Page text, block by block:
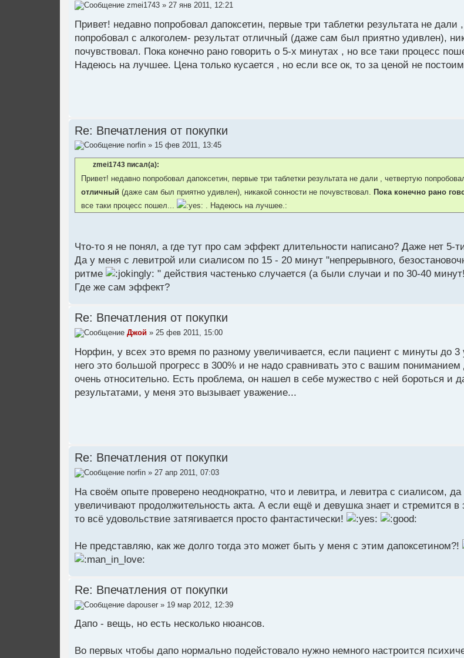
zmei1743 » 27 янв 2011, 12:21
Привет! недавно попробовал дапоксетин, первые три таблетки результата не дали
попробовал с алкоголем- результат отличный (даже сам был приятно удивлен),
почувствовал. Пока конечно рано говорить о 5-х минутах , но все таки процесс
Надеюсь на лучшее. Цена только кусается , но если все ок, то за ценой не
Re: Впечатления от покупки
norfin » 15 фев 2011, 13:45
zmei1743 писал(а):
Привет! недавно попробовал дапоксетин, первые три таблетки результата не дали , четвертую
отличный (даже сам был приятно удивлен), никакой сонности не почувствовал. Пока конечно рано
все таки процесс пошел...
. Надеюсь на лучшее.:
Что-то я не понял, а где тут про сам эффект длительности написано? Даже нет 5-
Да у меня с левитрой или сиалисом по 15 - 20 минут "непрерывного,
ритме
" действия частенько случается (а были случаи и по 30-40
Где же сам эффект?
Re: Впечатления от покупки
Джой » 25 фев 2011, 15:00
Норфин, у всех это время по разному увеличивается, если пациент с минуты до 3
него это большой прогресс в 300% и не надо сравнивать это с вашим пониманием
очень относительно. Есть проблема, он нашел в себе мужество с ней бороться и
результатами, у меня это вызывает уважение...
Re: Впечатления от покупки
norfin » 27 апр 2011, 07:03
На своём опыте проверено неоднократно, что и левитра, и левитра с сиалисом, да
увеличивают продолжительность акта. А если ещё и девушка знает и стремится
то всё удовольствие затягивается просто фантастически!
Не представляю, как же долго тогда это может быть у меня с этим дапоксетином?!
Re: Впечатления от покупки
dapouser » 19 мар 2012, 12:39
Дапо - вещь, но есть несколько нюансов.
Во первых чтобы дапо нормально подейстовало нужно немного настроится